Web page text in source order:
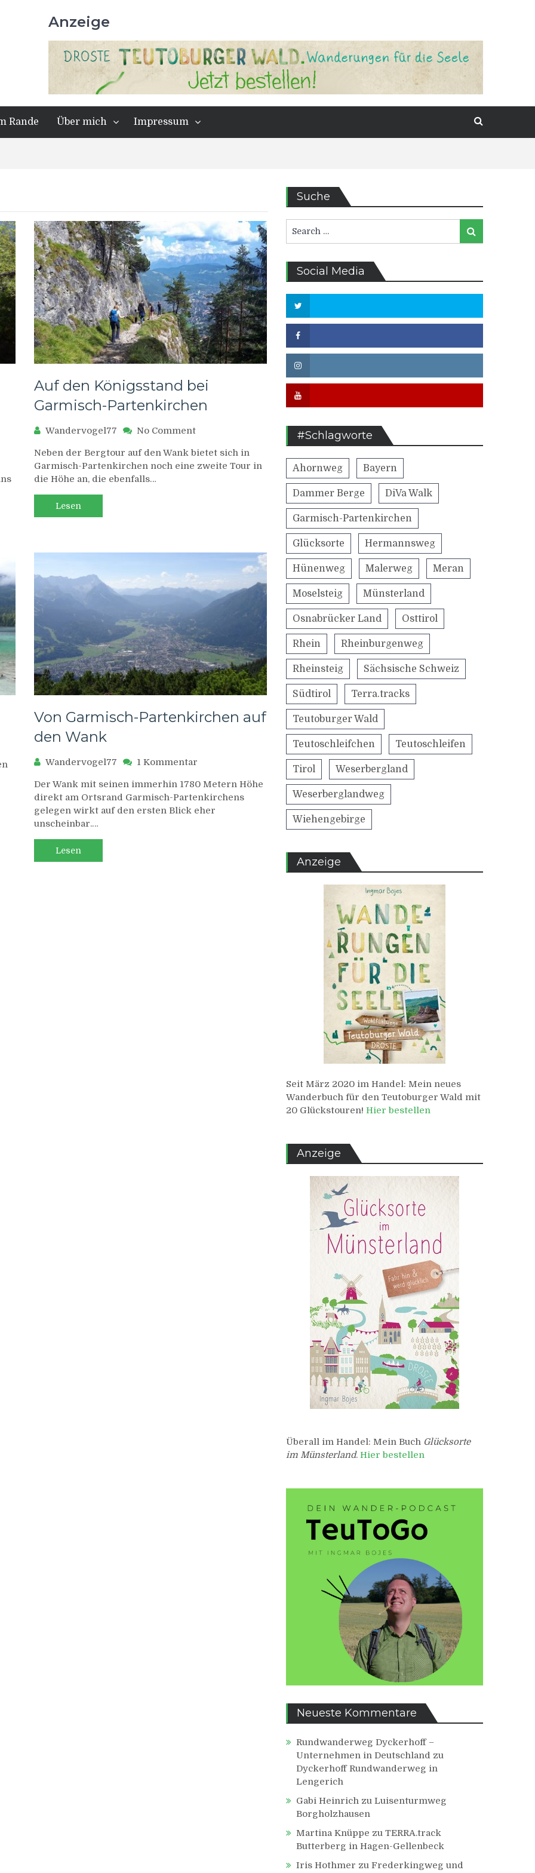
Anzeige
Rande Über mich Impressum
Auf den Königsstand bei
Garmisch-Partenkirchen
Wandervogel77 No Commenton
den
Königsstand
Neben der Bergtour auf den Wank bietet sich in
Garmisch-Partenkirchen noch eine zweite Tour in
die Höhe an, die ebenfalls…
Lesen
Von Garmisch-Partenkirchen auf
den Wank
Wandervogel77 1 Kommentar
Garmisch-
Partenkirchen
auf
Der Wank mit seinen immerhin 1780 Metern Höhe
direkt am Ortsrand Garmisch-Partenkirchens
gelegen wirkt auf den ersten Blick eher
unscheinbar.…
Lesen
Suche
for:
Search
Social Media
#Schlagworte
Ahornweg Bayern
Dammer Berge DiVa Walk
Garmisch-Partenkirchen
Glücksorte Hermannsweg
Hünenweg Malerweg Meran
Moselsteig Münsterland
Osnabrücker Land Osttirol
Rhein Rheinburgenweg
Rheinsteig Sächsische Schweiz
Südtirol Terra.tracks
Teutoburger Wald
Teutoschleifchen Teutoschleifen
Tirol Weserbergland
Weserberglandweg
Wiehengebirge
Anzeige
Seit März 2020 im Handel: Mein neues
Wanderbuch für den Teutoburger Wald mit
20 Glückstouren! Hier bestellen
Anzeige
Überall im Handel: Mein Buch Glücksorte
im Münsterland. Hier bestellen
Neueste Kommentare
Rundwanderweg Dyckerhoff –
Unternehmen in Deutschland zu
Dyckerhoff Rundwanderweg in
Lengerich
Gabi Heinrich zu Luisenturmweg
Borgholzhausen
Martina Knüppe zu TERRA.track
Butterberg in Hagen-Gellenbeck
Iris Hothmer zu Frederkingweg und